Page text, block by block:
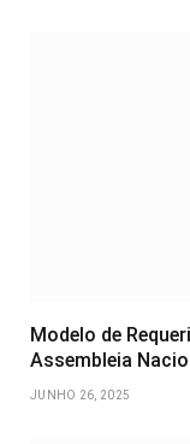
Modelo de
Assembleia
JUNHO 26, 2025